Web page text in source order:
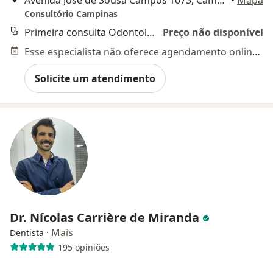
Consultório Campinas
Primeira consulta Odontológica
Preço não disponível
Esse especialista não oferece agendamento online para esse endereço.
Solicite um atendimento
Dr. Nícolas Carrière de Miranda
Dentista · Mais
195 opiniões